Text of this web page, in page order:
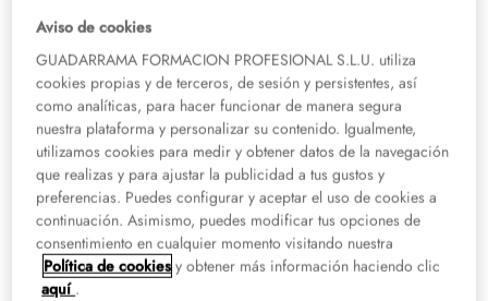
Laboral es que ha sidodiseñado en función de las necesidades del
mercado laboral. El perfil de nuestros alumnos es el que están
demandando las empresas actualmente, lo que les permite obtener un
currículum diferenciado y con un valor añadido.
Este curso ofrece una formación práctica y teórica orientada al
mercado laboral, gracias a la alianza entre
Quirónprevención
en prevención de riesgos laborales y salud preventiva— y
Esta especialización permite a los alumnos integrarse en equipos
Aviso de cookies
GUADARRAMA FORMACION PROFESIONAL S.L.U. utiliza
cookies propias y de terceros, de sesión y persistentes, así
como analíticas, para hacer funcionar de manera segura
nuestra plataforma y personalizar su contenido. Igualmente,
utilizamos cookies para medir y obtener datos de la navegación
que realizas y para ajustar la publicidad a tus gustos y
preferencias. Puedes configurar y aceptar el uso de cookies a
continuación. Asimismo, puedes modificar tus opciones de
consentimiento en cualquier momento visitando nuestra
Política de cookies y obtener más información haciendo clic
aquí .